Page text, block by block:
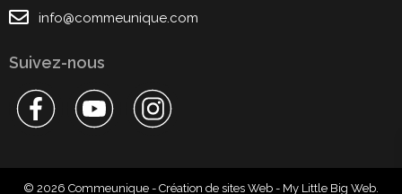
info@commeunique.com
Suivez-nous
© 2026 Commeunique - Création de sites Web - My Little Big Web.